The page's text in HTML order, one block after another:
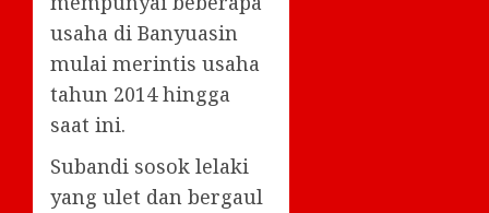
usaha di Banyuasin
mulai merintis usaha
tahun 2014 hingga
saat ini.
Subandi sosok lelaki
yang ulet dan bergaul